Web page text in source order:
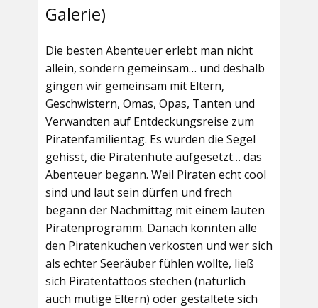
Galerie)
Die besten Abenteuer erlebt man nicht
allein, sondern gemeinsam… und deshalb
gingen wir gemeinsam mit Eltern,
Geschwistern, Omas, Opas, Tanten und
Verwandten auf Entdeckungsreise zum
Piratenfamilientag. Es wurden die Segel
gehisst, die Piratenhüte aufgesetzt… das
Abenteuer begann. Weil Piraten echt cool
sind und laut sein dürfen und frech
begann der Nachmittag mit einem lauten
Piratenprogramm. Danach konnten alle
den Piratenkuchen verkosten und wer sich
als echter Seeräuber fühlen wollte, ließ
sich Piratentattoos stechen (natürlich
auch mutige Eltern) oder gestaltete sich